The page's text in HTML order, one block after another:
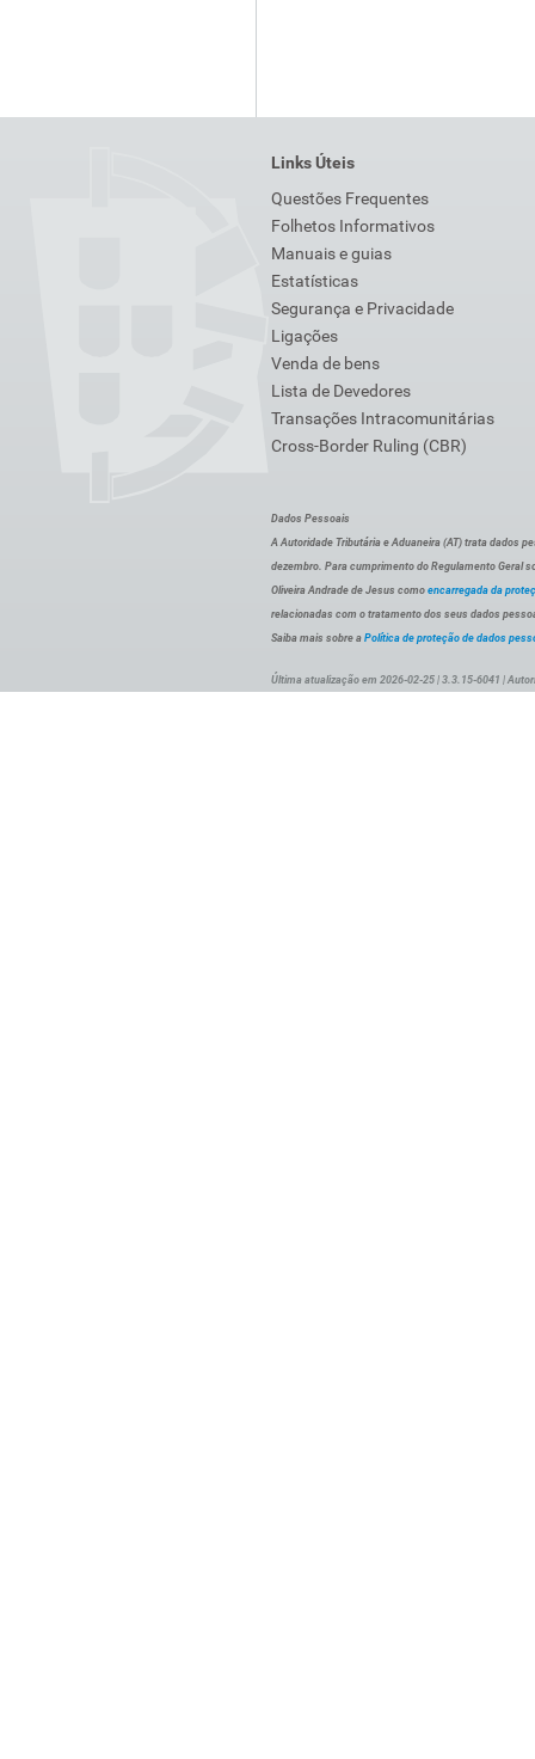
Links Úteis
Questões Frequentes
Folhetos Informativos
Manuais e guias
Estatísticas
Segurança e Privacidade
Ligações
Venda de bens
Lista de Devedores
Transações Intracomunitárias
Cross-Border Ruling (CBR)
Dados Pessoais
A Autoridade Tributária e Aduaneira (AT) trata dados
dezembro. Para cumprimento do Regulamento Geral
Oliveira Andrade de Jesus como encarregada da
relacionadas com o tratamento dos seus dados
Saiba mais sobre a Política de proteção de dados
Última atualização em 2026-02-25 | 3.3.15-6041 |